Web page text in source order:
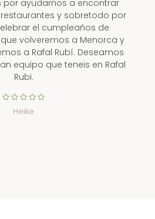
por ayudarnos a encontrar
y sobretodo por
el cumpleaños de
volveremos a Menorca y
a Rafal Rubí. Deseamos
equipo que teneis en Rafal
Rubi.
Heike